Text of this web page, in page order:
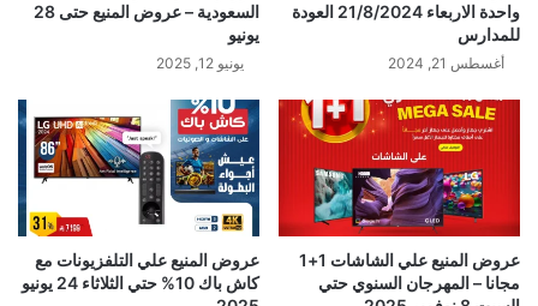
واحدة الاربعاء 21/8/2024 العودة
للمدارس
أغسطس 21, 2024
السعودية – عروض المنيع حتى 28
يونيو
يونيو 12, 2025
عروض المنيع علي الشاشات 1+1
مجانا – المهرجان السنوي حتي
عروض المنيع علي التلفزيونات مع
كاش باك 10% حتي الثلاثاء 24 يونيو